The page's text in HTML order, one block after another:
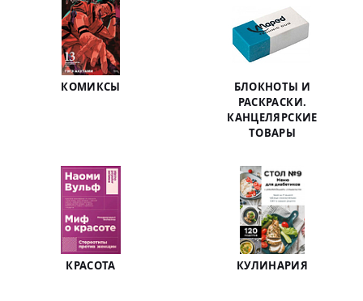
КОМИКСЫ
БЛОКНОТЫ И
РАСКРАСКИ.
КАНЦЕЛЯРСКИЕ
ТОВАРЫ
КРАСОТА КУЛИНАРИЯ